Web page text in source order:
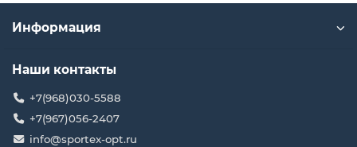
Информация
Наши контакты
+7(968)030-5588
+7(967)056-2407
info@sportex-opt.ru